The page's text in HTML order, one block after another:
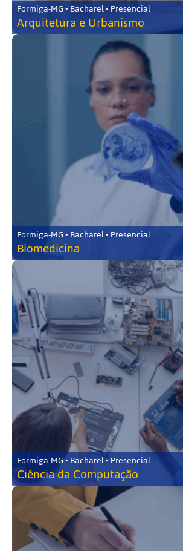
Formiga-MG • Bacharel • Presencial
Arquitetura e Urbanismo
Formiga-MG • Bacharel • Presencial
Biomedicina
Formiga-MG • Bacharel • Presencial
Ciência da Computação